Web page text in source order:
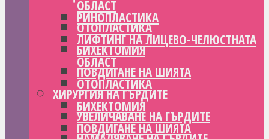
ОБЛАСТ
ОТОПЛАСТИКА
БИХЕКТОМИЯ
ПОВДИГАНЕ НА ШИЯТА
ХИРУРГИЯ НА ГЪРДИТЕ
УВЕЛИЧАВАНЕ НА ГЪРДИТЕ
РИНОПЛАСТИКА
ЛИФТИНГ НА ЛИЦЕВО-ЧЕЛЮСТНАТА
ОБЛАСТ
ОТОПЛАСТИКА
БИХЕКТОМИЯ
ПОВДИГАНЕ НА ШИЯТА